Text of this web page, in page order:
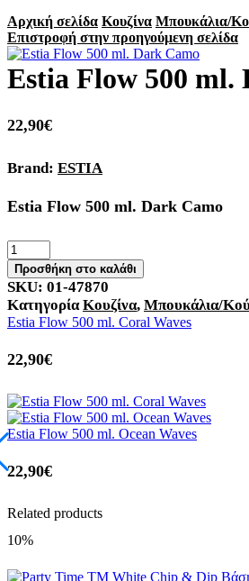
Αρχική σελίδα Κουζίνα Μπουκάλια/
Επιστροφή στην προηγούμενη σελίδα
Estia Flow 500 ml.
22,90€
Brand: ESTIA
Estia Flow 500 ml. Dark Camo
Προσθήκη στο καλάθι
SKU: 01-47870
ΚατηγορίαΚουζίνα, Μπουκάλια/
Estia Flow 500 ml. Coral Waves
22,90€
Estia Flow 500 ml. Ocean Waves
22,90€
Related products
10%